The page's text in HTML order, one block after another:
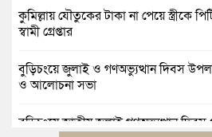
কুমিল্লায় যৌতুকের টাকা না পেয়ে স্ত্রীকে
স্বামী গ্রেপ্তার
বুড়িচংয়ে জুলাই ও গণঅভ্যুত্থান দিবস
ও আলোচনা সভা
বুড়িচংয়ে জাতীয় জুলাই গণঅভ্যুত্থান